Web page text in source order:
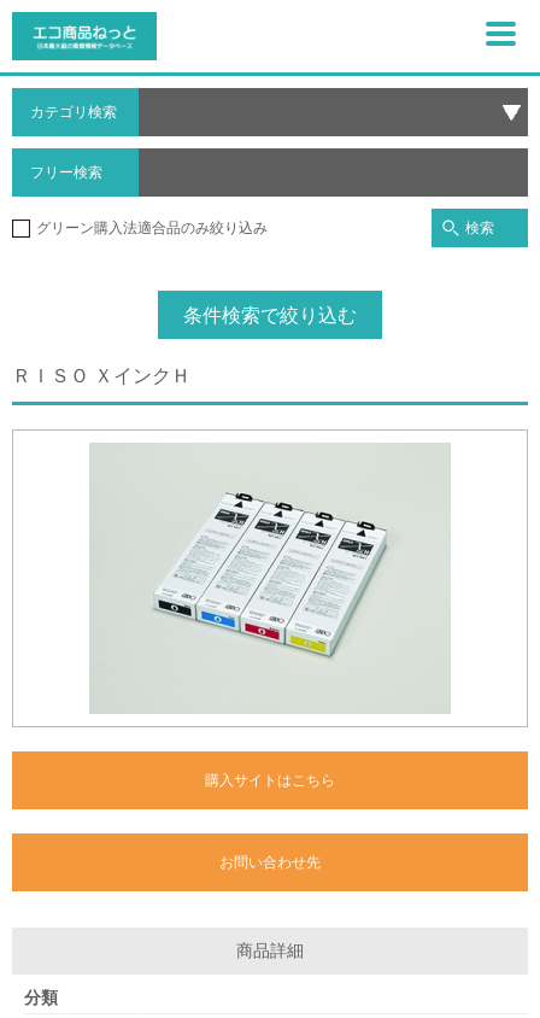
カテゴリ検索
フリー検索
グリーン購入法適合品のみ絞り込み 検索
条件検索で絞り込む
ＲＩＳＯ ＸインクＨ
購入サイトはこちら
お問い合わせ先
商品詳細
分類